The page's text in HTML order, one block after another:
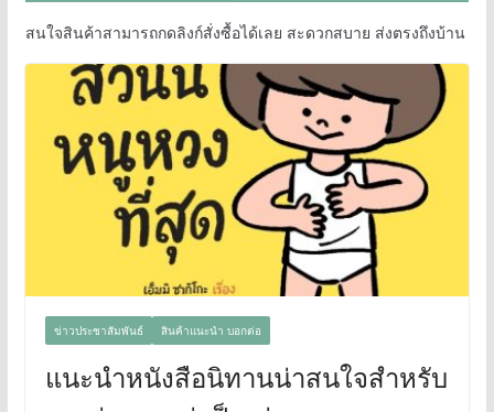
สนใจสินค้าสามารถกดลิงก์สั่งซื้อได้เลย สะดวกสบาย ส่งตรงถึงบ้าน
ข่าวประชาสัมพันธ์ สินค้าแนะนำ บอกต่อ
แนะนำหนังสือนิทานน่าสนใจสำหรับ